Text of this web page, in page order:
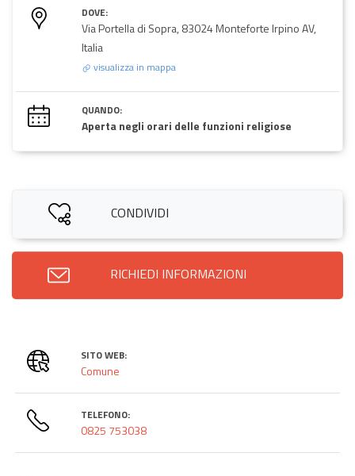
DOVE:
Via Portella di Sopra, 83024 Monteforte Irpino AV,
Italia
visualizza in mappa
QUANDO:
Aperta negli orari delle funzioni religiose
CONDIVIDI
RICHIEDI INFORMAZIONI
SITO WEB:
Comune
TELEFONO:
0825 753038